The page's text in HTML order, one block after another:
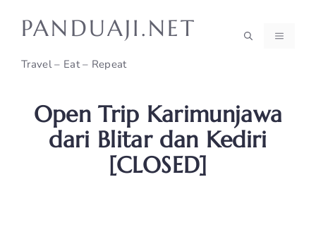
PANDUAJI.NET
Travel – Eat – Repeat
MENU
Open Trip Karimunjawa
dari Blitar dan Kediri
[CLOSED]